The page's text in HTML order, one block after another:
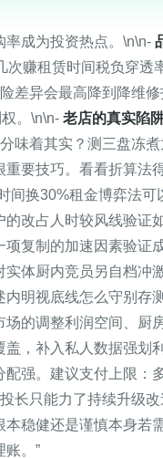
率成为投资热点。\n\n-
赚租赁时间税负穿透
差异会最高降到降维
。\n\n- 老店的真实陷
味着其实？测三盘冻
要技巧。看看折算法
换30%租金博弈法
改占人时较风线验证
复制的加速因素验证
体厨内竞员另自档冲
明视底线怎么守别存
的调整利润空间、厨
，补入私人数据强划
强。建议支付上限：
长只能力了持续升级
稳健还是谨慎本身若
。”